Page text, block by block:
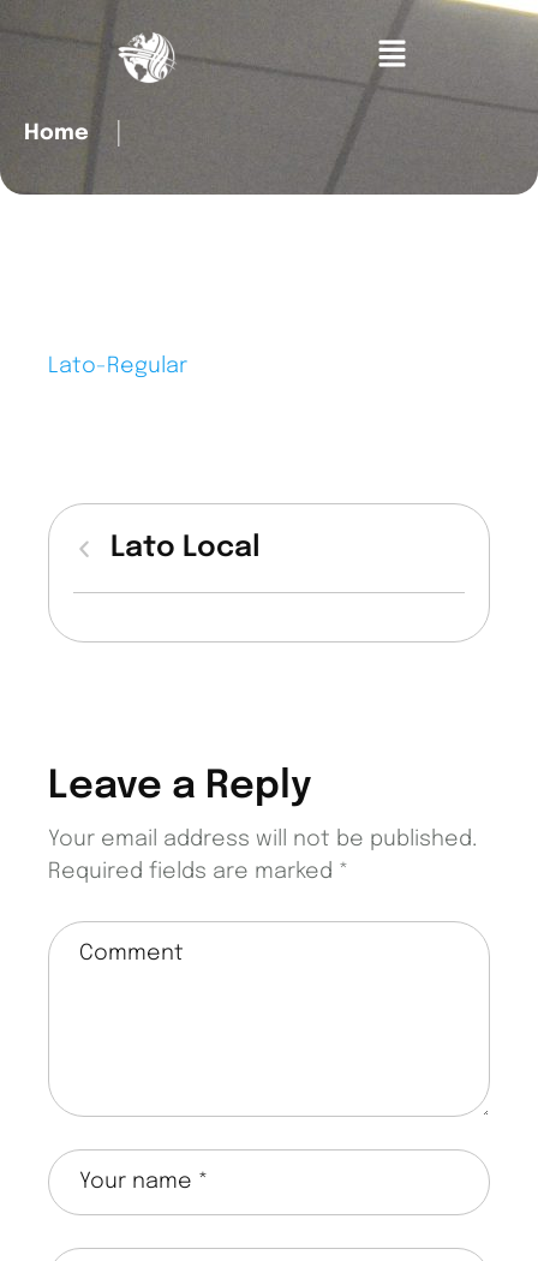
Home
Lato-Regular
Lato Local
Leave a Reply
Your email address will not be published.
Required fields are marked *